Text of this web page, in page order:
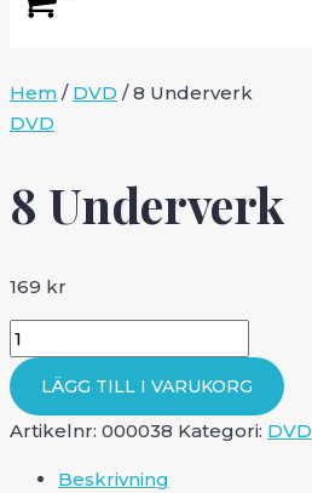
Hem / DVD / 8 Underverk
DVD
8 Underverk
169 kr
8
Underverk
mängdLÄGG TILL I VARUKORG
Artikelnr: 000038 Kategori: DVD
Beskrivning